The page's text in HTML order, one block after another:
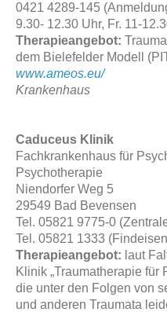
0421 4289-145
9.30- 12.30 Uhr, Fr. 11-
Therapieangebot:
dem Bielefelder Modell
www.ameos.eu/
Krankenhaus
Caduceus Klinik
Fachkrankenhaus für
Psychotherapie
Niendorfer Weg 5
29549 Bad Bevensen
Tel. 05821 9775-0
Tel. 05821 1333
Therapieangebot: laut
Klinik „Traumatherapie für
die unter den Folgen von
und anderen Traumata